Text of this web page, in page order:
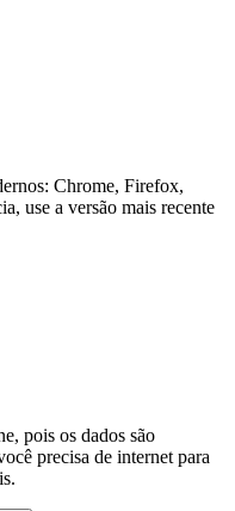
Chrome, Firefox,
use a versão mais recente
pois os dados são
precisa de internet para